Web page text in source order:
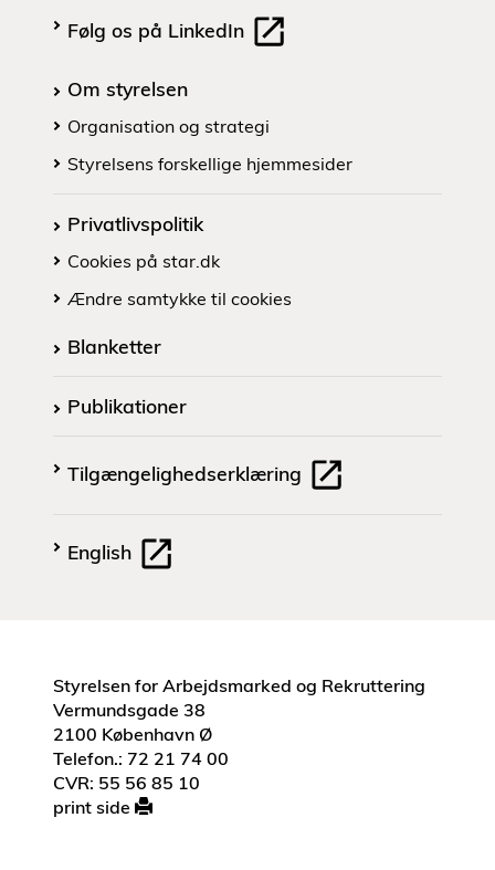
Følg os på LinkedIn
Om styrelsen
Organisation og strategi
Styrelsens forskellige hjemmesider
Privatlivspolitik
Cookies på star.dk
Ændre samtykke til cookies
Blanketter
Publikationer
Tilgængelighedserklæring
English
Styrelsen for Arbejdsmarked og Rekruttering
Vermundsgade 38
2100 København Ø
Telefon.: 72 21 74 00
CVR: 55 56 85 10
print side